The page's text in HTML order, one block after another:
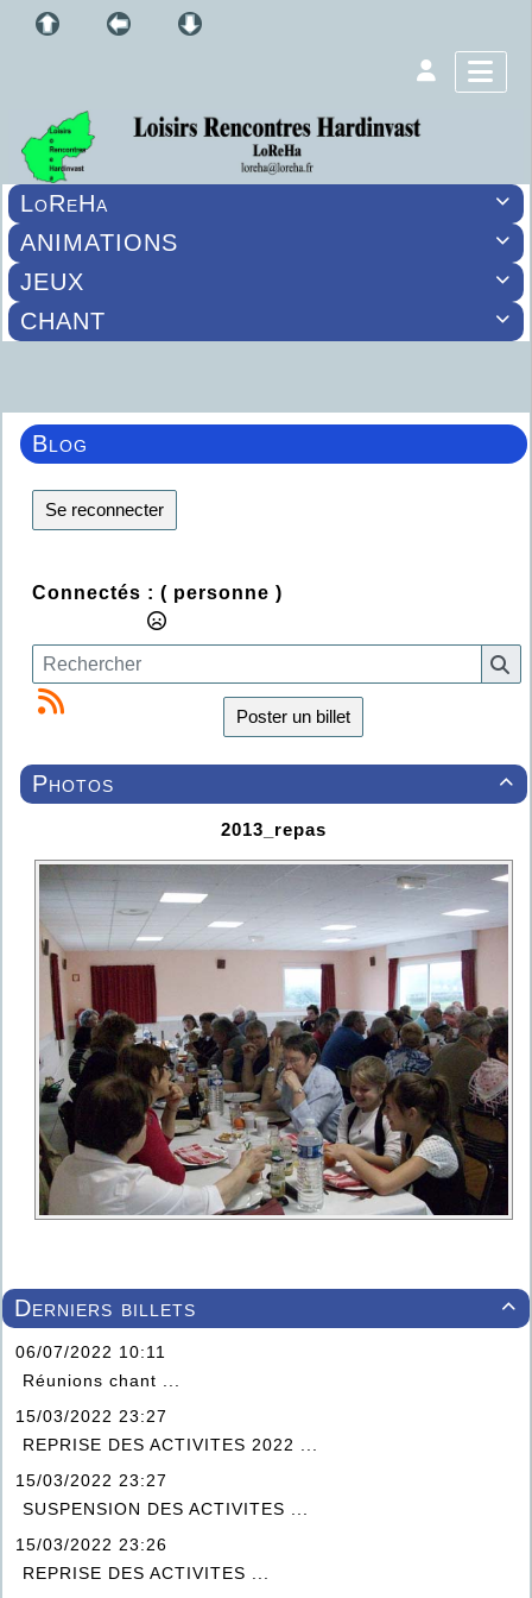

LoReHa

ANIMATIONS

JEUX

CHANT

Derniers billets
06/07/2022 10:11
Réunions chant ...
15/03/2022 23:27
REPRISE DES ACTIVITES 2022 ...
15/03/2022 23:27
SUSPENSION DES ACTIVITES ...
15/03/2022 23:26
REPRISE DES ACTIVITES ...
Blog
Se reconnecter
Connectés : ( personne )
Poster un billet

Photos
2013_repas